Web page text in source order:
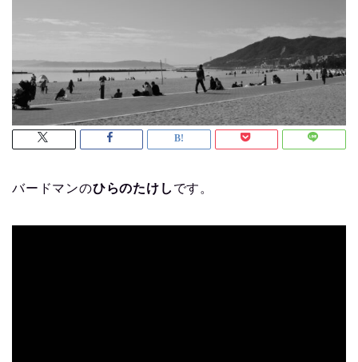
バードマンのひらのたけし です。